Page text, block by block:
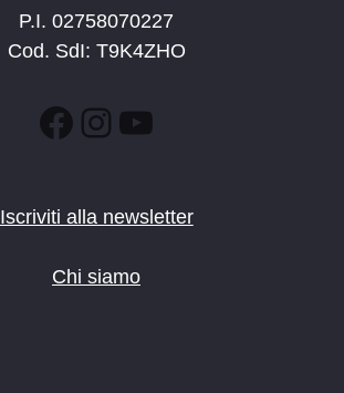
P.I. 02758070227
Cod. SdI: T9K4ZHO
Facebook
Instagram
YouTube
Iscriviti alla newsletter
Chi siamo